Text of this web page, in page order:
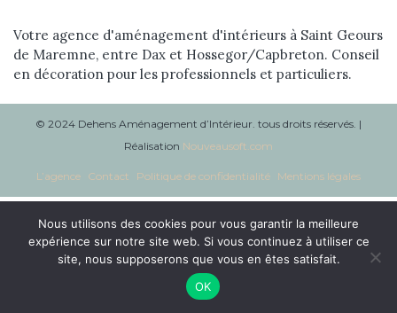
Contact
Votre agence d'aménagement d'intérieurs à Saint Geours
de Maremne, entre Dax et Hossegor/Capbreton. Conseil
en décoration pour les professionnels et particuliers.
© 2024 Dehens Aménagement d’Intérieur. tous droits réservés. |
Réalisation Nouveausoft.com
L’agence Contact Politique de confidentialité Mentions légales
Nous utilisons des cookies pour vous garantir la meilleure
expérience sur notre site web. Si vous continuez à utiliser ce
site, nous supposerons que vous en êtes satisfait.
OK